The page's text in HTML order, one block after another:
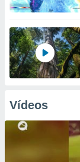
Vídeos